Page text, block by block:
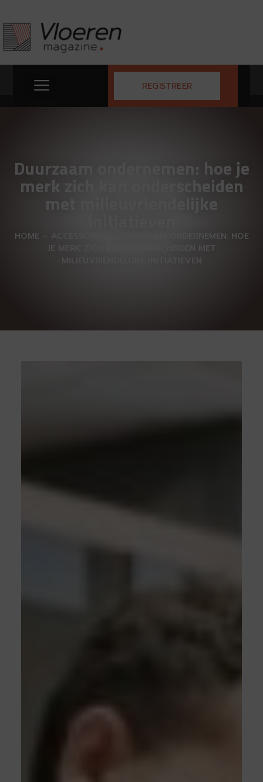
REGISTREER
Duurzaam ondernemen: hoe je
merk zich kan onderscheiden
met milieuvriendelijke
HOME –
DUURZAAM ONDERNEMEN: HOE
JE MERK ZICH KAN ONDERSCHEIDEN MET
MILIEUVRIENDELIJKE INITIATIEVEN